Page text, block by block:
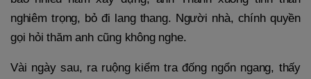
nghiêm trọng, bỏ đi lang thang. Người nhà, chính quyền
gọi hỏi thăm anh cũng không nghe.
Vài ngày sau, ra ruộng kiểm tra đống ngổn ngang, thấy